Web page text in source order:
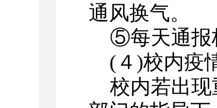
通风换气。
⑤每天通报
( ４ )校内疫
校内若出